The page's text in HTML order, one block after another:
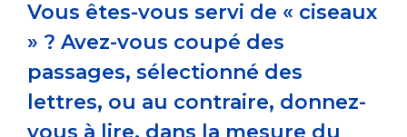
Vous êtes-vous servi de « ciseaux
» ? Avez-vous coupé des
passages, sélectionné des
lettres, ou au contraire, donnez-
vous à lire, dans la mesure du